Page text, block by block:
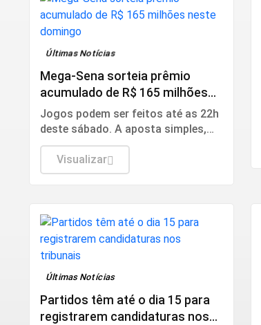
Últimas Notícias
Mega-Sena sorteia prêmio
acumulado de R$ 165 milhões
neste domingo
Jogos podem ser feitos até as 22h
deste sábado. A aposta simples,
com seis dezenas, custa R$ 6. A
aposta simples, com seis dezenas,
custa R$ 6.
Visualizar
Últimas Notícias
Partidos têm até o dia 15 para
registrarem candidaturas nos